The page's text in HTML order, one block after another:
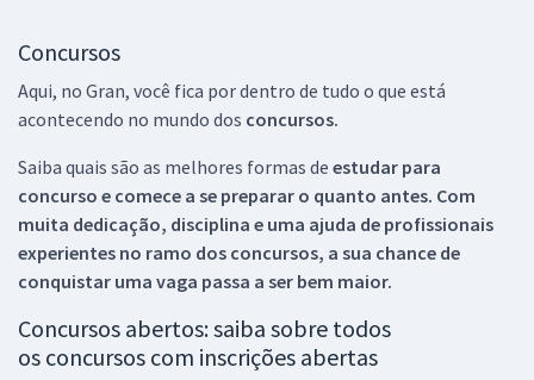
Concursos
Aqui, no Gran, você fica por dentro de tudo o que está
acontecendo no mundo dos concursos.
Saiba quais são as melhores formas de estudar para
concurso e comece a se preparar o quanto antes. Com
muita dedicação, disciplina e uma ajuda de profissionais
experientes no ramo dos concursos, a sua chance de
conquistar uma vaga passa a ser bem maior.
Concursos abertos: saiba sobre todos
os concursos com inscrições abertas